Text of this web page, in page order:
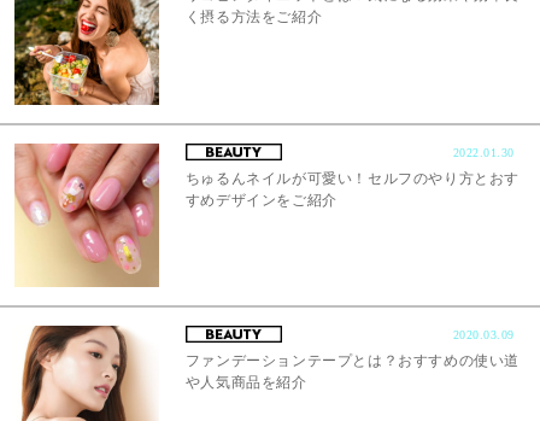
く摂る方法をご紹介
2022.01.30
ちゅるんネイルが可愛い！セルフのやり方とおす
すめデザインをご紹介
2020.03.09
ファンデーションテープとは？おすすめの使い道
や人気商品を紹介